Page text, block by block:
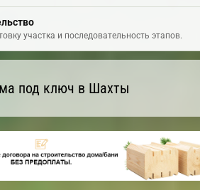
участка и последовательность этапов.
под ключ в Шахты